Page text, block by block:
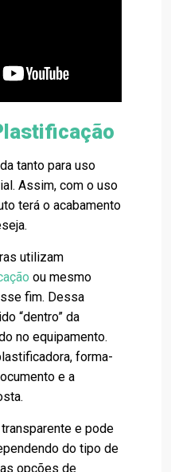
tanto para uso
Assim, com o uso
terá o acabamento
utilizam
ou mesmo
fim. Dessa
“dentro” da
no equipamento.
forma-
e a
e pode
do tipo de
opções de